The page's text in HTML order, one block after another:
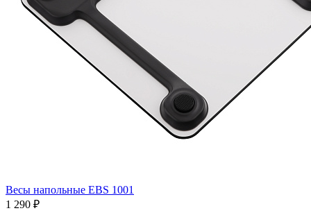
Весы напольные EBS 1001
1 290 ₽